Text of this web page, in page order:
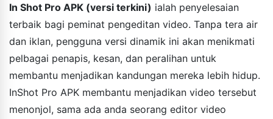
In Shot Pro APK (versi terkini) ialah penyelesaian
terbaik bagi peminat pengeditan video. Tanpa tera air
dan iklan, pengguna versi dinamik ini akan menikmati
pelbagai penapis, kesan, dan peralihan untuk
membantu menjadikan kandungan mereka lebih hidup.
InShot Pro APK membantu menjadikan video tersebut
menonjol, sama ada anda seorang editor video